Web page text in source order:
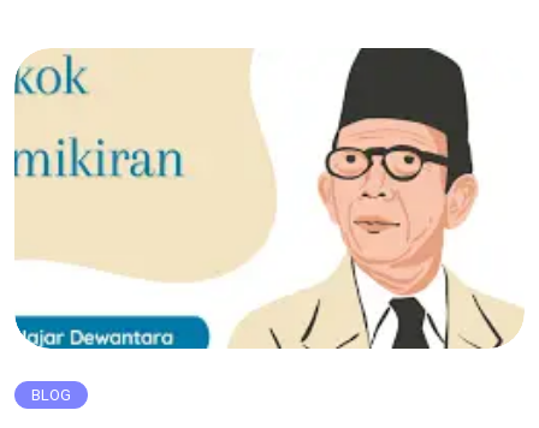
untuk kursus dan pekerjaan di masa depan. […]
BLOG